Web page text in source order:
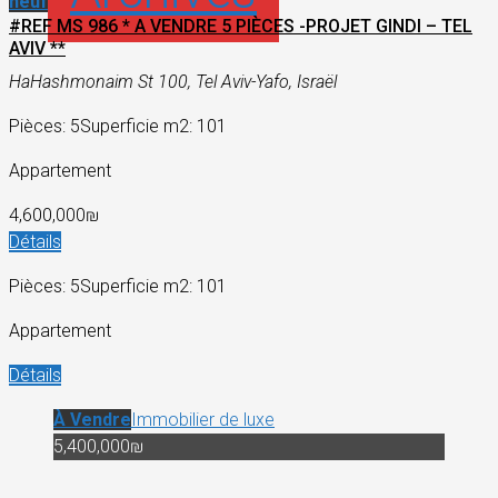
#REF MS 986 * A VENDRE 5 PIÈCES -PROJET GINDI – TEL
AVIV **
HaHashmonaim St 100, Tel Aviv-Yafo, Israël
Pièces: 5Superficie m2: 101
Appartement
4,600,000₪
Détails
Pièces: 5Superficie m2: 101
Appartement
Détails
À VendreImmobilier de luxe
5,400,000₪